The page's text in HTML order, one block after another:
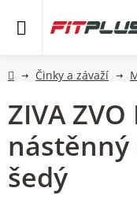
DomůČinky a závaží
ZIVA
nástěnný
šedý